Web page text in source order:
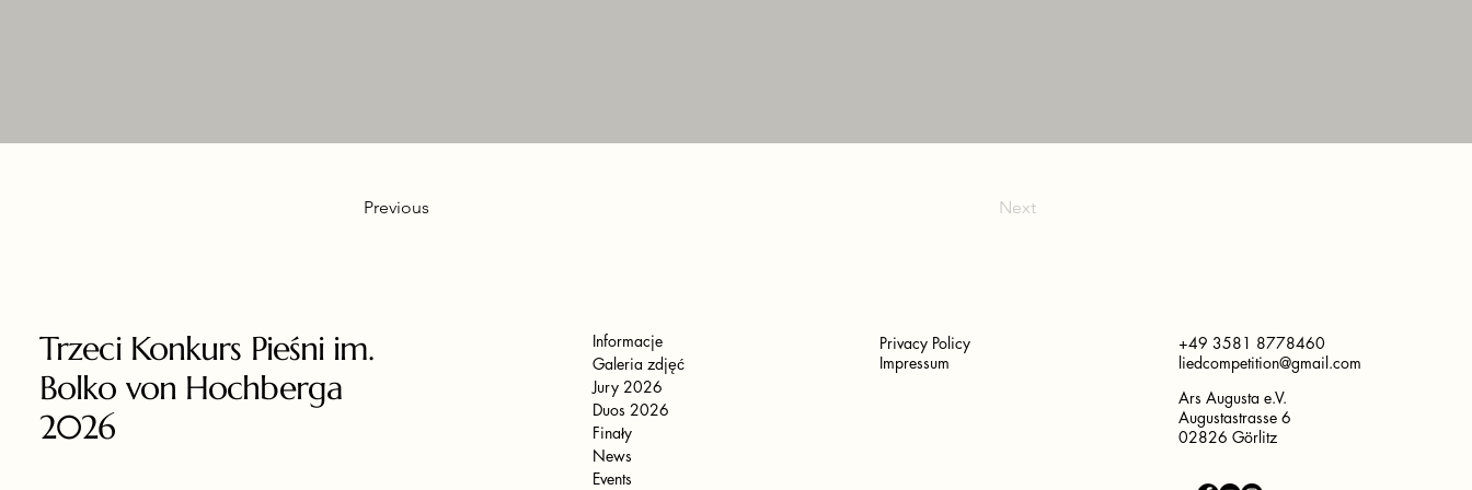
Previous Next
Trzeci Konkurs Pieśni im.
Bolko von Hochberga
2026
Informacje
Galeria zdjęć
Jury 2026
Duos 2026
Finały
News
Events
Privacy Policy
Impressum
+49 3581 8778460
liedcompetition@gmail.com
Ars Augusta e.V.
Augustastrasse 6
02826 Görlitz